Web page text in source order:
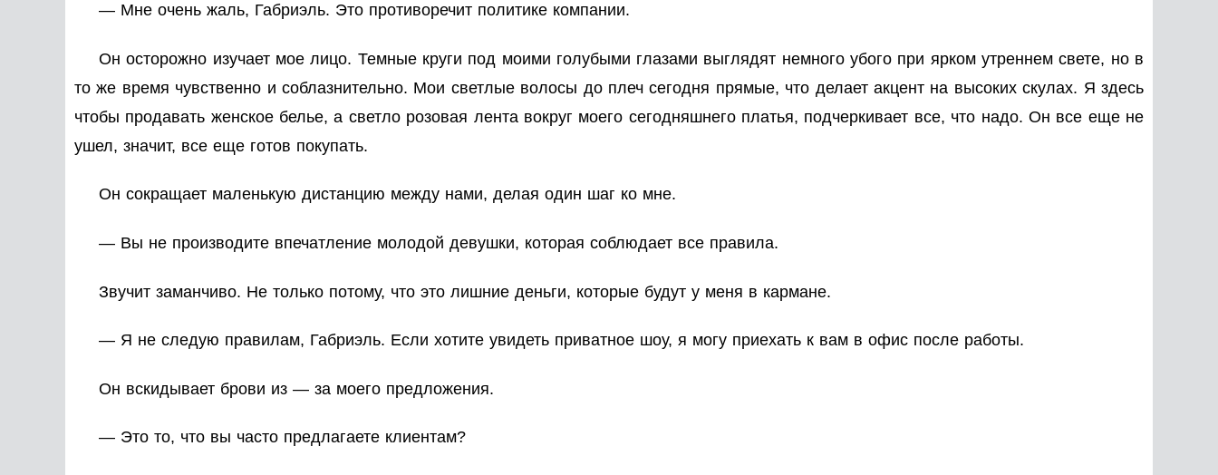
— Мне очень жаль, Габриэль. Это противоречит политике компании.
Он осторожно изучает мое лицо. Темные круги под моими голубыми глазами выглядят немного убого при ярком утреннем свете, но в
то же время чувственно и соблазнительно. Мои светлые волосы до плеч сегодня прямые, что делает акцент на высоких скулах. Я здесь
чтобы продавать женское белье, а светло розовая лента вокруг моего сегодняшнего платья, подчеркивает все, что надо. Он все еще не
ушел, значит, все еще готов покупать.
Он сокращает маленькую дистанцию между нами, делая один шаг ко мне.
— Вы не производите впечатление молодой девушки, которая соблюдает все правила.
Звучит заманчиво. Не только потому, что это лишние деньги, которые будут у меня в кармане.
— Я не следую правилам, Габриэль. Если хотите увидеть приватное шоу, я могу приехать к вам в офис после работы.
Он вскидывает брови из — за моего предложения.
— Это то, что вы часто предлагаете клиентам?